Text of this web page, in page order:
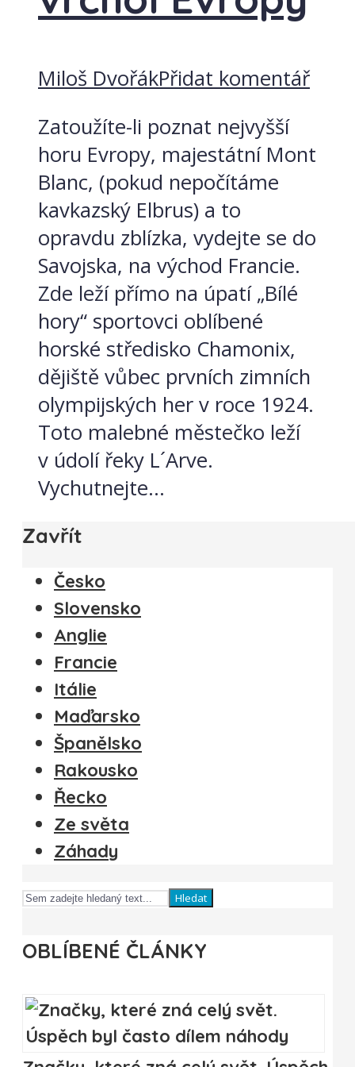
Miloš DvořákPřidat komentář
Zatoužíte-li poznat nejvyšší
horu Evropy, majestátní Mont
Blanc, (pokud nepočítáme
kavkazský Elbrus) a to
opravdu zblízka, vydejte se do
Savojska, na východ Francie.
Zde leží přímo na úpatí „Bílé
hory“ sportovci oblíbené
horské středisko Chamonix,
dějiště vůbec prvních zimních
olympijských her v roce 1924.
Toto malebné městečko leží
v údolí řeky L´Arve.
Vychutnejte...
Zavřít
Česko
Slovensko
Anglie
Francie
Itálie
Maďarsko
Španělsko
Rakousko
Řecko
Ze světa
Záhady
Hledat
OBLÍBENÉ ČLÁNKY